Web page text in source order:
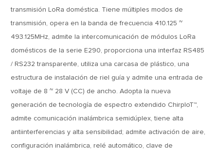
transmisión LoRa doméstica. Tiene múltiples modos de
transmisión, opera en la banda de frecuencia 410.125 ~
493.125MHz, admite la intercomunicación de módulos LoRa
domésticos de la serie E290, proporciona una interfaz RS485
/ RS232 transparente, utiliza una carcasa de plástico, una
estructura de instalación de riel guía y admite una entrada de
voltaje de 8 ~ 28 V (CC) de ancho. Adopta la nueva
generación de tecnología de espectro extendido ChirpIoT™,
admite comunicación inalámbrica semidúplex, tiene alta
antiinterferencias y alta sensibilidad; admite activación de aire,
configuración inalámbrica, relé automático, clave de